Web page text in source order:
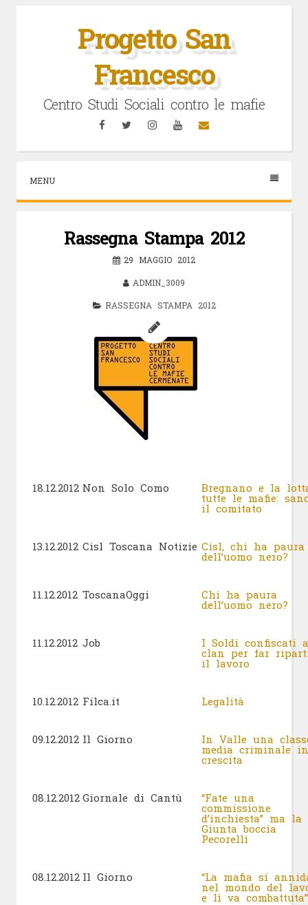
Progetto San
Francesco
Centro Studi Sociali contro le mafie
FacebookTwitterInstagramYouTubeEmail
MENU
Rassegna Stampa 2012
29 MAGGIO 2012
ADMIN_3009
RASSEGNA STAMPA 2012
18.12.2012 Non Solo Como Bregnano e la
tutte le mafie:
il comitato
13.12.2012 Cisl Toscana Notizie Cisl, chi ha paura
dell’uomo nero?
11.12.2012 ToscanaOggi Chi ha paura
dell’uomo nero?
11.12.2012 Job I Soldi confiscati
clan per far
il lavoro
10.12.2012 Filca.it Legalità
09.12.2012 Il Giorno In Valle una
media criminale in
crescita
08.12.2012 Giornale di Cantù “Fate una
commissione
d’inchiesta” ma la
Giunta boccia
Pecorelli
08.12.2012 Il Giorno “La mafia si
nel mondo del
e lì va combattuta”